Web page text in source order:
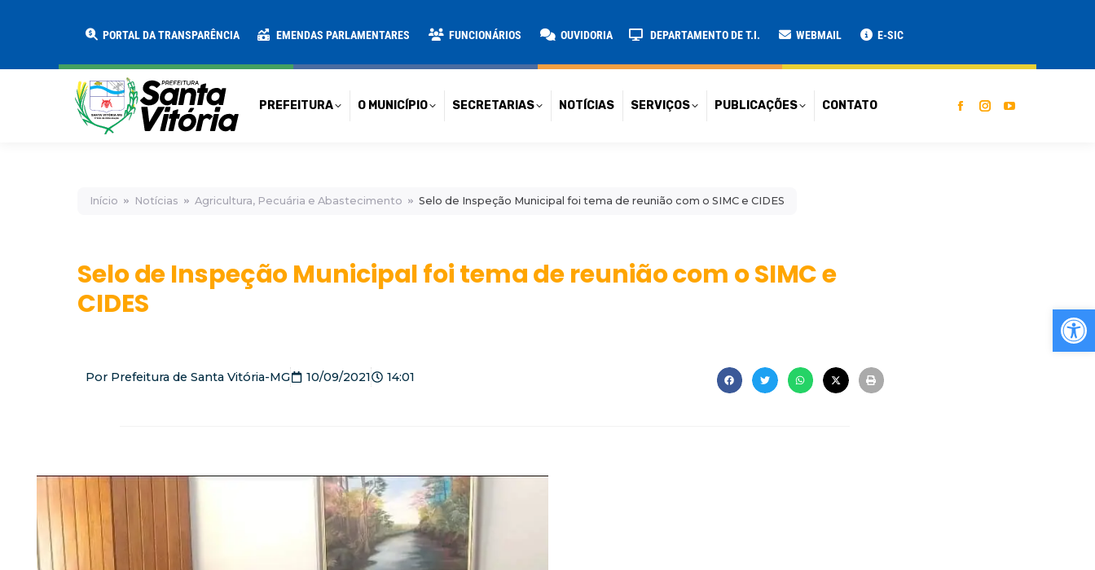
PORTAL DA TRANSPARÊNCIA EMENDAS PARLAMENTARES FUNCIONÁRIOS OUVIDORIA DEPARTAMENTO DE T.I. WEBMAIL E-SIC
PREFEITURA O MUNICÍPIO SECRETARIAS NOTÍCIAS SERVIÇOS PUBLICAÇÕES CONTATO
Início Notícias Agricultura, Pecuária e Abastecimento Selo de Inspeção Municipal foi tema de reunião com o SIMC e CIDES
Selo de Inspeção Municipal foi tema de reunião com o SIMC e
CIDES
Por Prefeitura de Santa Vitória-MG 10/09/2021 14:01